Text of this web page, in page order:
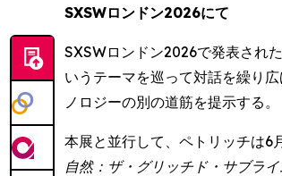
SXSWロンドン2026にて
SXSWロンドン2026で発表され
いうテーマを巡って対話を繰り
ノロジーの別の道筋を提示する。
本展と並行して、ペトリッチは
自然：ザ・グリッチド・サブライ